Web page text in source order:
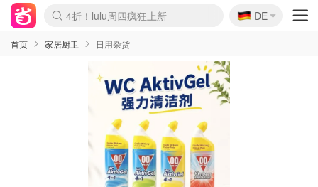
Boticinal 夏促开抢！
4折！lulu周四疯狂上新
还没结束！&OtherStories大促
Joybuy变相75折 随时失效
速领！Stanley独家85折
疑似霸哥！Camper额外叠85折
Zalando 奥莱闪促！每日更新
Moncler反季囤！5折起+叠9折
Coach Brooklyn仅€192
🇩🇪
DE
首页 家居厨卫 日用杂货